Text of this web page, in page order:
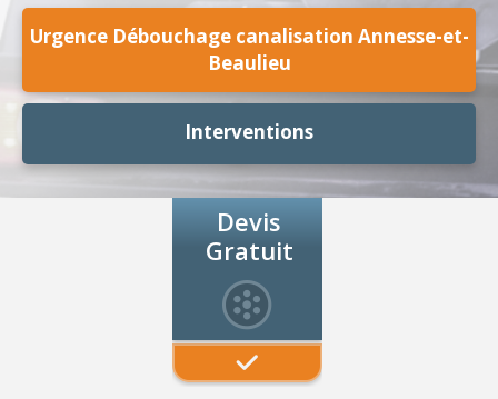
Urgence Débouchage canalisation Annesse-et-
Beaulieu
Interventions
Devis
Gratuit